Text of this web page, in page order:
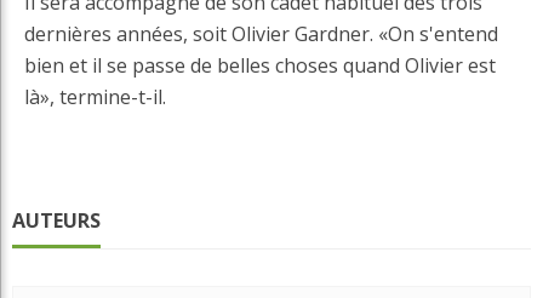
dernières années, soit Olivier Gardner. «On s'entend
bien et il se passe de belles choses quand Olivier est
là», termine-t-il.
AUTEURS